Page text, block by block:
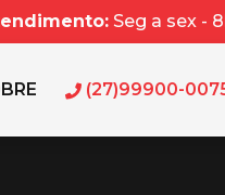
Seg a sex -
(27)99900-